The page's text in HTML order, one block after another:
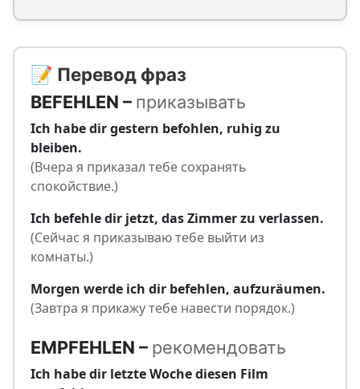
📝 Перевод фраз
BEFEHLEN – приказывать
Ich habe dir gestern befohlen, ruhig zu
bleiben.
(Вчера я приказал тебе сохранять
спокойствие.)
Ich befehle dir jetzt, das Zimmer zu verlassen.
(Сейчас я приказываю тебе выйти из
комнаты.)
Morgen werde ich dir befehlen, aufzuräumen.
(Завтра я прикажу тебе навести порядок.)
EMPFEHLEN – рекомендовать
Ich habe dir letzte Woche diesen Film